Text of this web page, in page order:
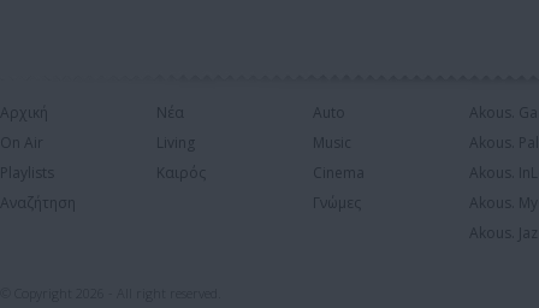
Αρχική
On Air
Playlists
Αναζήτηση
Νέα
Living
Καιρός
Auto
Music
Cinema
Γνώμες
Akous.
Akous.
Akous.
Akous.
Akous.